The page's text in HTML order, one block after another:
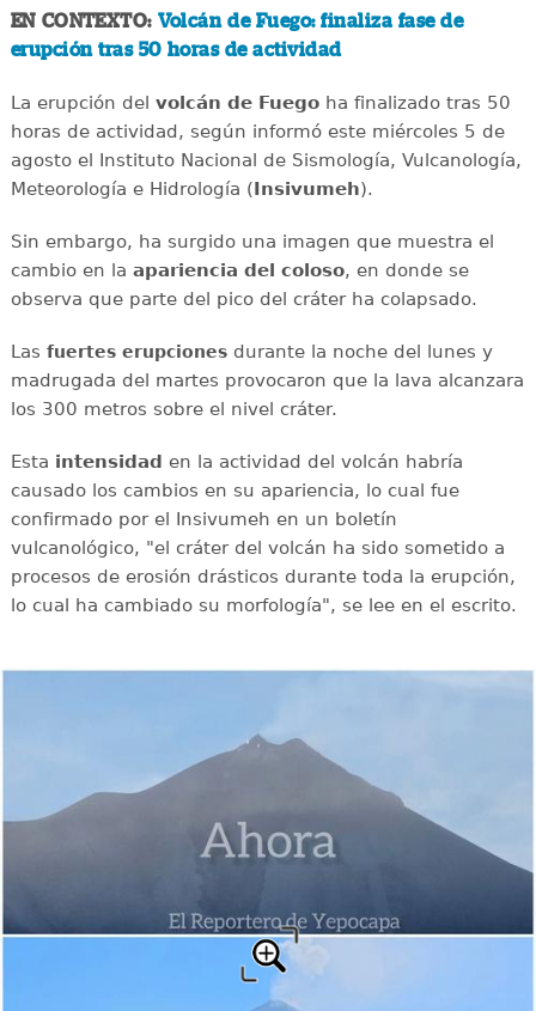
EN CONTEXTO: Volcán de Fuego: finaliza fase de
erupción tras 50 horas de actividad
La erupción del volcán de Fuegoha finalizado tras 50
horas de actividad, según informó este miércoles 5 de
agosto el Instituto Nacional de Sismología, Vulcanología,
Meteorología e Hidrología (Insivumeh).
Sin embargo, ha surgido una imagen que muestra el
cambio en la apariencia del coloso, en donde se
observa que parte del pico del cráter ha colapsado.
Las fuertes erupcionesdurante la noche del lunes y
madrugada del martes provocaron que la lava alcanzara
los 300 metros sobre el nivel cráter.
Esta intensidad en la actividad del volcán habría
causado los cambios en su apariencia, lo cual fue
confirmado por el Insivumeh en un boletín
vulcanológico, "el cráter del volcán ha sido sometido a
procesos de erosión drásticos durante toda la erupción,
lo cual ha cambiado su morfología", se lee en el escrito.